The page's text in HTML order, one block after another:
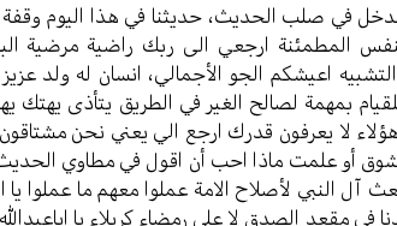
في صلب الحديث، حديثنا في هذا اليوم وقفة
المطمئنة ارجعي الى ربك راضية
اعيشكم الجو الأجمالي، انسان له ولد
بمهمة لصالح الغير في الطريق يتأذى يهتك
لا يعرفون قدرك ارجع الي يعني نحن
أو علمت ماذا احب أن اقول في مطاوي
آل النبي لأصلاح الامة عملوا معهم ما عملوا يا
في مقعد الصدق لا على رمضاء كربلاء يا